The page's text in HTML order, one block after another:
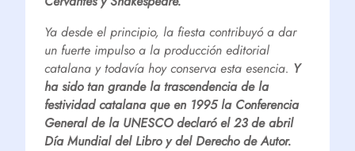
Ya desde el principio, la fiesta contribuyó a dar
un fuerte impulso a la producción editorial
catalana y todavía hoy conserva esta esencia. Y
ha sido tan grande la trascendencia de la
festividad catalana que en 1995 la Conferencia
General de la UNESCO declaró el 23 de abril
Día Mundial del Libro y del Derecho de Autor.